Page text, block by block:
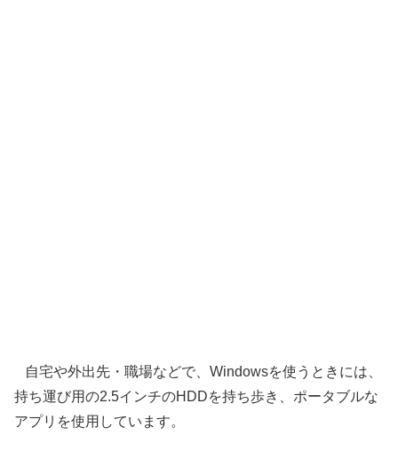
自宅や外出先・職場などで、Windowsを使うときには、
持ち運び用の2.5インチのHDDを持ち歩き、ポータブルな
アプリを使用しています。